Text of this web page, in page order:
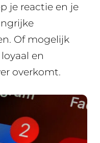
je reactie en je
Of mogelijk
en
overkomt.